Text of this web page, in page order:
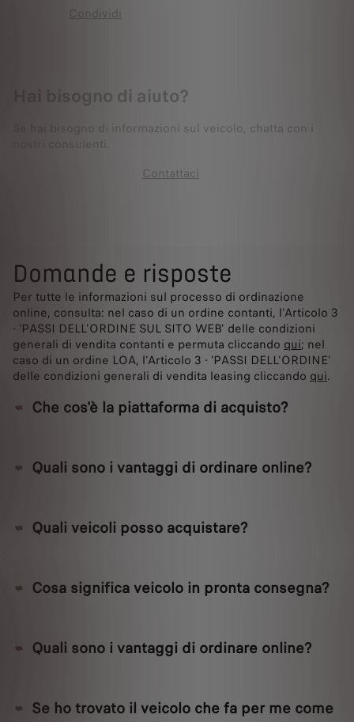
Condividi
Hai bisogno di aiuto?
Se hai bisogno di informazioni sul veicolo, chatta con i
nostri consulenti.
Contattaci
Domande e risposte
Per tutte le informazioni sul processo di ordinazione
online, consulta: nel caso di un ordine contanti, l'Articolo 3
- 'PASSI DELL'ORDINE SUL SITO WEB' delle condizioni
generali di vendita contanti e permuta cliccando qui; nel
caso di un ordine LOA, l'Articolo 3 - 'PASSI DELL'ORDINE'
delle condizioni generali di vendita leasing cliccando qui.
Che cos'è la piattaforma di acquisto?
Quali sono i vantaggi di ordinare online?
Quali veicoli posso acquistare?
Cosa significa veicolo in pronta consegna?
Quali sono i vantaggi di ordinare online?
Se ho trovato il veicolo che fa per me come